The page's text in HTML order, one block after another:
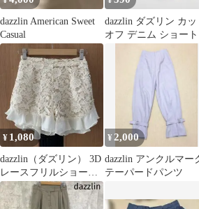
dazzlin American Sweet
Casual
dazzlin ダズリン カッ
オフ デニム ショート
ンツ ハイウエスト M
¥ 1,080
dazzlin（ダズリン） 3D
レースフリルショート
パンツ（ホワイト） S
サイズ
¥ 2,000
dazzlin アンクルマー
テーパードパンツ